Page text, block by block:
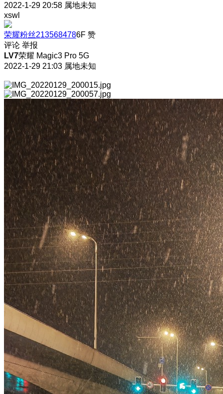
2022-1-29 20:58 属地未知
xswl
荣耀粉丝2135684786F 赞
评论 举报
LV7荣耀 Magic3 Pro 5G
2022-1-29 21:03 属地未知